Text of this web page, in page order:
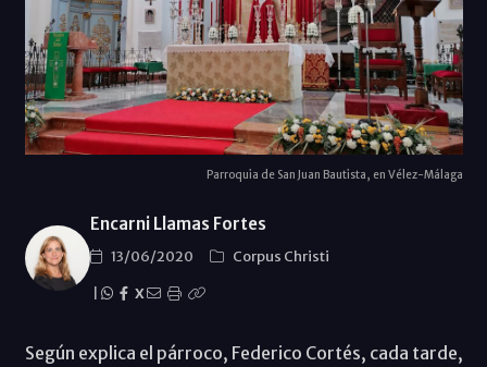
Parroquia de San Juan Bautista, en Vélez-Málaga
Encarni Llamas Fortes
13/06/2020
Corpus Christi
X
Según explica el párroco, Federico Cortés, cada tarde,